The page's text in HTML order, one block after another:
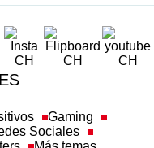
Sociales
Más temas